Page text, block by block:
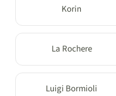
Korin
La Rochere
Luigi Bormioli